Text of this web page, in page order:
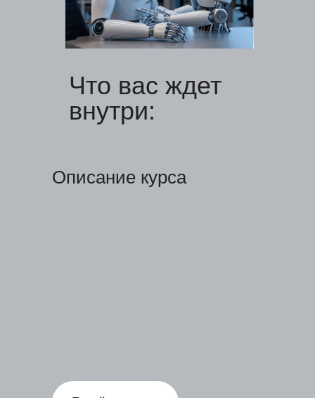
Что вас ждет
внутри:
Описание курса